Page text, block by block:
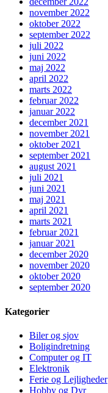
november 2022
oktober 2022
september 2022
juli 2022
juni 2022
maj 2022
april 2022
marts 2022
februar 2022
januar 2022
december 2021
november 2021
oktober 2021
september 2021
august 2021
juli 2021
juni 2021
maj 2021
april 2021
marts 2021
februar 2021
januar 2021
december 2020
november 2020
oktober 2020
september 2020
Kategorier
Biler og sjov
Boligindretning
Computer og IT
Elektronik
Ferie og Lejligheder
Hobby og Dyr